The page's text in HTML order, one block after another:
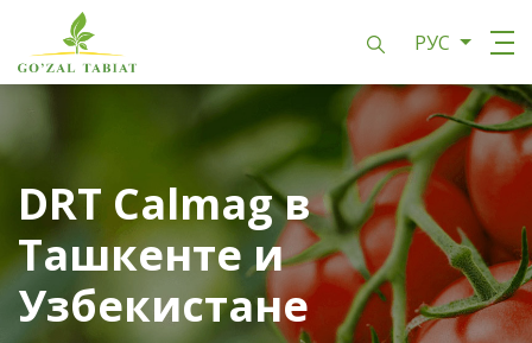
РУС
DRT Calmag в
Ташкенте и
Узбекистане